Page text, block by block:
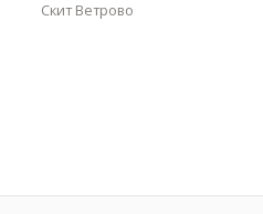
Скит Ветрово